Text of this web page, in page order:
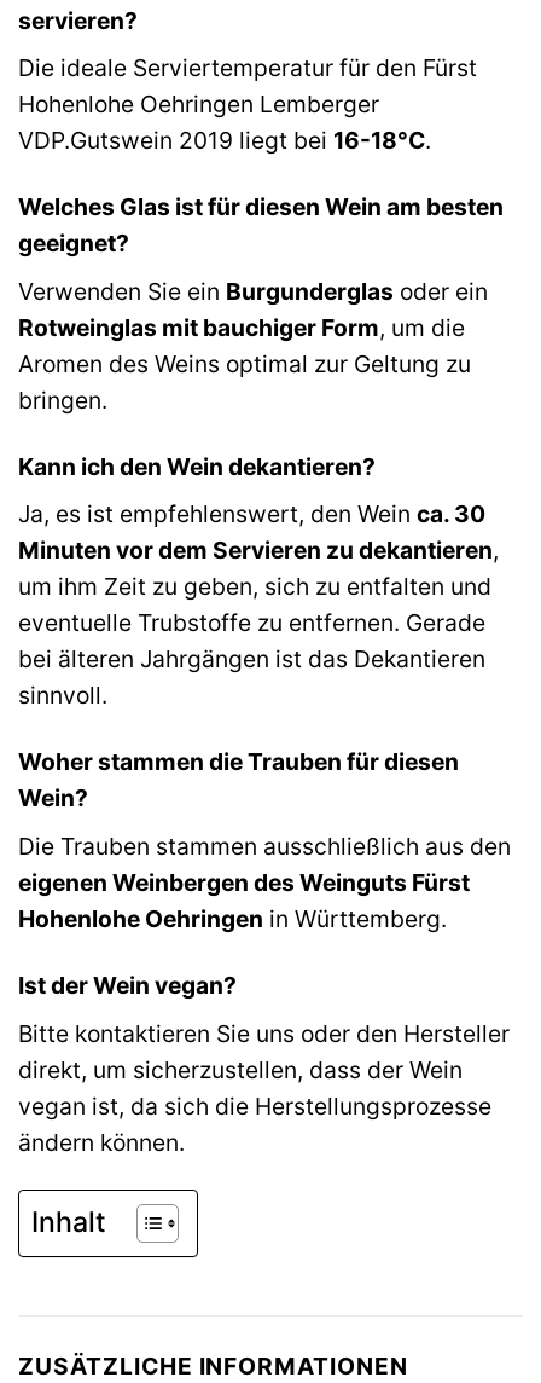
servieren?
Die ideale Serviertemperatur für den Fürst
Hohenlohe Oehringen Lemberger
VDP.Gutswein 2019 liegt bei 16-18°C.
Welches Glas ist für diesen Wein am besten
geeignet?
Verwenden Sie ein Burgunderglas oder ein
Rotweinglas mit bauchiger Form, um die
Aromen des Weins optimal zur Geltung zu
bringen.
Kann ich den Wein dekantieren?
Ja, es ist empfehlenswert, den Wein ca. 30
Minuten vor dem Servieren zu dekantieren,
um ihm Zeit zu geben, sich zu entfalten und
eventuelle Trubstoffe zu entfernen. Gerade
bei älteren Jahrgängen ist das Dekantieren
sinnvoll.
Woher stammen die Trauben für diesen
Wein?
Die Trauben stammen ausschließlich aus den
eigenen Weinbergen des Weinguts Fürst
Hohenlohe Oehringen in Württemberg.
Ist der Wein vegan?
Bitte kontaktieren Sie uns oder den Hersteller
direkt, um sicherzustellen, dass der Wein
vegan ist, da sich die Herstellungsprozesse
ändern können.
Inhalt
ZUSÄTZLICHE INFORMATIONEN